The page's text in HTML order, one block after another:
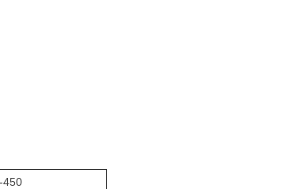
-450